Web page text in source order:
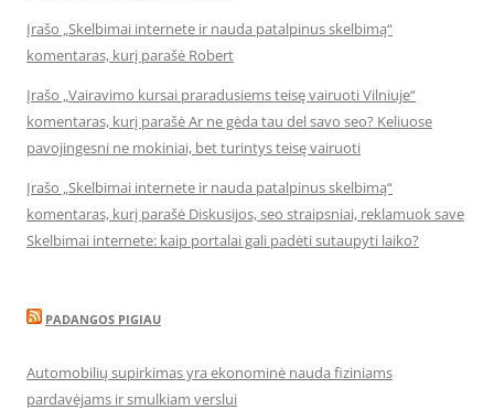
Įrašo „Skelbimai internete ir nauda patalpinus skelbimą“
komentaras, kurį parašė Robert
Įrašo „Vairavimo kursai praradusiems teisę vairuoti Vilniuje“
komentaras, kurį parašė Ar ne gėda tau del savo seo? Keliuose
pavojingesni ne mokiniai, bet turintys teisę vairuoti
Įrašo „Skelbimai internete ir nauda patalpinus skelbimą“
komentaras, kurį parašė Diskusijos, seo straipsniai, reklamuok save
Skelbimai internete: kaip portalai gali padėti sutaupyti laiko?
PADANGOS PIGIAU
Automobilių supirkimas yra ekonominė nauda fiziniams
pardavėjams ir smulkiam verslui